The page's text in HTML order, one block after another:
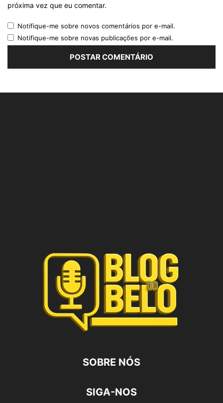
próxima vez que eu comentar.
Notifique-me sobre novos comentários por e-mail.
Notifique-me sobre novas publicações por e-mail.
SOBRE NÓS
SIGA-NOS